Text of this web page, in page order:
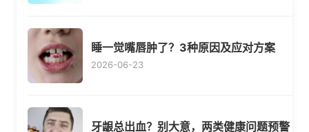
睡一觉嘴唇肿了？3种原因及应对方案
2026-06-23
牙龈总出血？别大意，两类健康问题预警